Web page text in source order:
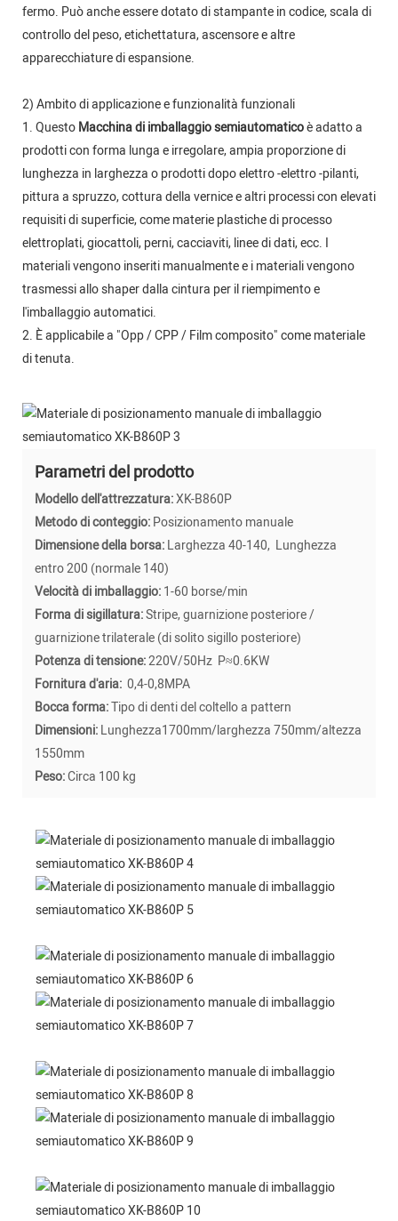
fermo. Può anche essere dotato di stampante in codice, scala di
controllo del peso, etichettatura, ascensore e altre
apparecchiature di espansione.
2) Ambito di applicazione e funzionalità funzionali
1. QuestoMacchina di imballaggio semiautomaticoè adatto a
prodotti con forma lunga e irregolare, ampia proporzione di
lunghezza in larghezza o prodotti dopo elettro -elettro -pilanti,
pittura a spruzzo, cottura della vernice e altri processi con elevati
requisiti di superficie, come materie plastiche di processo
elettroplati, giocattoli, perni, cacciaviti, linee di dati, ecc. I
materiali vengono inseriti manualmente e i materiali vengono
trasmessi allo shaper dalla cintura per il riempimento e
l'imballaggio automatici.
2. È applicabile a "Opp / CPP / Film composito" come materiale
di tenuta.
Parametri del prodotto
Modello dell'attrezzatura:XK-B860P
Metodo di conteggio:Posizionamento manuale
Dimensione della borsa:Larghezza 40-140, Lunghezza
entro 200 (normale 140)
Velocità di imballaggio:1-60 borse/min
Forma di sigillatura:Stripe, guarnizione posteriore /
guarnizione trilaterale (di solito sigillo posteriore)
Potenza di tensione:220V/50Hz P≈0.6KW
Fornitura d'aria: 0,4-0,8MPA
Bocca forma:Tipo di denti del coltello a pattern
Dimensioni:Lunghezza1700mm/larghezza 750mm/altezza
1550mm
Peso:Circa 100 kg